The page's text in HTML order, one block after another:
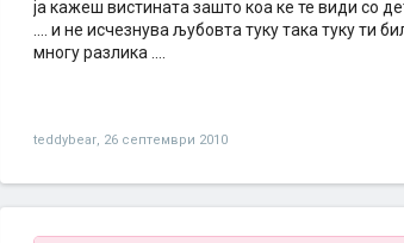
ја кажеш вистината зашто коа ке те види со
.... и не исчезнува љубовта туку така туку
многу разлика ....
teddybear, 26 септември 2010